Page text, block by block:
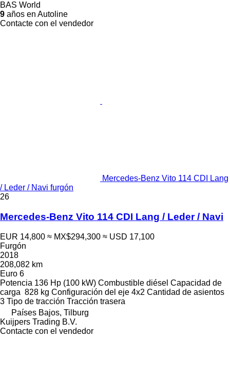
BAS World
9 años en Autoline
Contacte con el vendedor
Mercedes-Benz Vito 114 CDI Lang
/ Leder / Navi furgón
26
Mercedes-Benz Vito 114 CDI Lang / Leder / Navi
EUR 14,800 ≈ MX$294,300 ≈ USD 17,100
Furgón
2018
208,082 km
Euro 6
Potencia 136 Hp (100 kW) Combustible diésel Capacidad de
carga 828 kg Configuración del eje 4x2 Cantidad de asientos
3 Tipo de tracción Tracción trasera
Países Bajos, Tilburg
Kuijpers Trading B.V.
Contacte con el vendedor